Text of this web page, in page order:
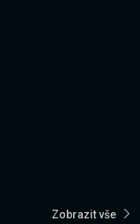
Zobrazit vše